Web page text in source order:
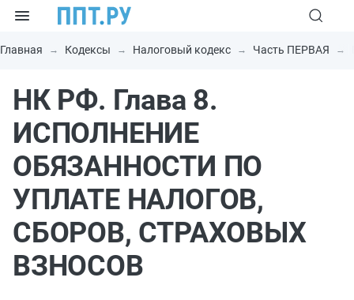
Главная Кодексы Налоговый кодекс Часть ПЕРВАЯ
НК РФ. Глава 8.
ИСПОЛНЕНИЕ
ОБЯЗАННОСТИ ПО
УПЛАТЕ НАЛОГОВ,
СБОРОВ, СТРАХОВЫХ
ВЗНОСОВ